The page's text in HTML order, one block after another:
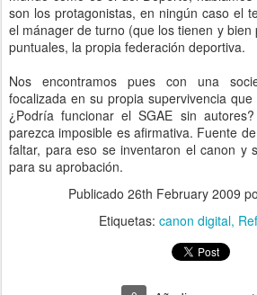
son los protagonistas, en ningún caso el
el mánager de turno (que los tienen y
puntuales, la propia federación deportiva.
Nos encontramos pues con una
focalizada en su propia supervivencia
¿Podría funcionar el SGAE sin
parezca imposible es afirmativa. Fuente
faltar, para eso se inventaron el canon y
para su aprobación.
Publicado 26th February 2009
Etiquetas: canon digital